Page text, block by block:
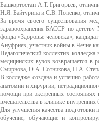
Башкортостан А.Т. Григорьев,
Н.Я. Байтурина и С.В. Попенко,
За время своего существования
здравоохранения БАССР по детству
фонда «Здоровье человека»,
Ануфриев, участник войны в Чечне
Педагогический коллектив
медицинских вузов возвращается
Смирнова, О.А. Сотникова, Н.А.
В колледже создана и успешно
анатомии и хирургии,
помощи при экстренных состояниях
вмешательства в клинике внутренних
Для улучшения качества
обучение, обучающие и